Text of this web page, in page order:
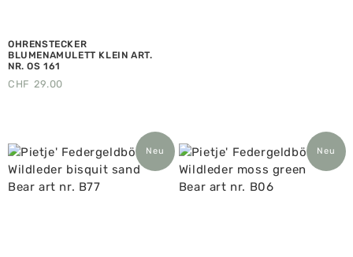
OHRENSTECKER
BLUMENAMULETT KLEIN ART.
NR. OS 161
CHF 29.00
Neu Neu